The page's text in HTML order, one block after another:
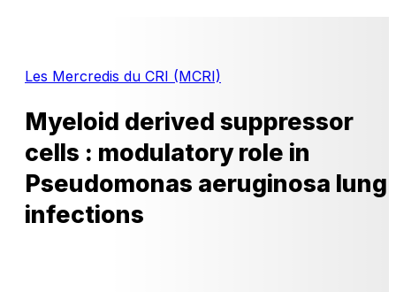
Les Mercredis du CRI (MCRI)
Myeloid derived suppressor
cells : modulatory role in
Pseudomonas aeruginosa lung
infections